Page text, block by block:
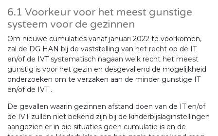
6.1 Voorkeur voor het meest gunstige
systeem voor de gezinnen
Om nieuwe cumulaties vanaf januari 2022 te voorkomen,
zal de DG HAN bij de vaststelling van het recht op de IT
en/of de IVT systematisch nagaan welk recht het meest
gunstig is voor het gezin en desgevallend de mogelijkheid
onderzoeken om te verzaken aan de minder gunstige IT
en/of de IVT .
De gevallen waarin gezinnen afstand doen van de IT en/of
de IVT zullen niet bekend zijn bij de kinderbijslaginstellingen
aangezien er in die situaties geen cumulatie is en de